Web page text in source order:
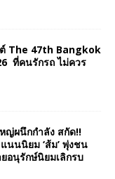
The 47th Bangkok
ที่คนรักรถ ไม่ควร
ญ่ผนึกกำลัง สกัด!!
นนนิยม ‘ส้ม’ พุ่งชน
อนุรักษ์นิยมเลิกรบ